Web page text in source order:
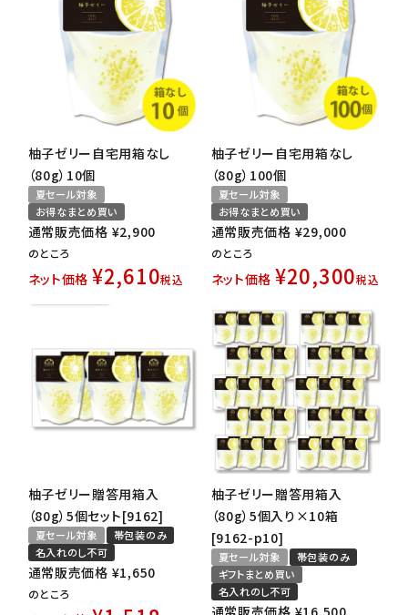
柚子ゼリー自宅用箱なし
（80g）10個
夏セール対象
お得なまとめ買い
通常販売価格 ¥2,900
のところ
ネット価格 ¥2,610税込
柚子ゼリー自宅用箱なし
（80g）100個
夏セール対象
お得なまとめ買い
通常販売価格 ¥29,000
のところ
ネット価格 ¥20,300税込
柚子ゼリー贈答用箱入
（80g）5個セット[9162]
夏セール対象
帯包装のみ
名入れのし不可
通常販売価格 ¥1,650
のところ
柚子ゼリー贈答用箱入
（80g）5個入り×10箱
[9162-p10]
夏セール対象
帯包装のみ
ギフトまとめ買い
名入れのし不可
通常販売価格 ¥16,500